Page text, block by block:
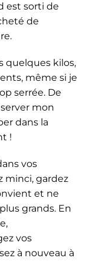
est sorti de
de
quelques kilos,
même si je
serrée. De
mon
dans la
!
vos
minci, gardez
et ne
grands. En
vos
à nouveau à